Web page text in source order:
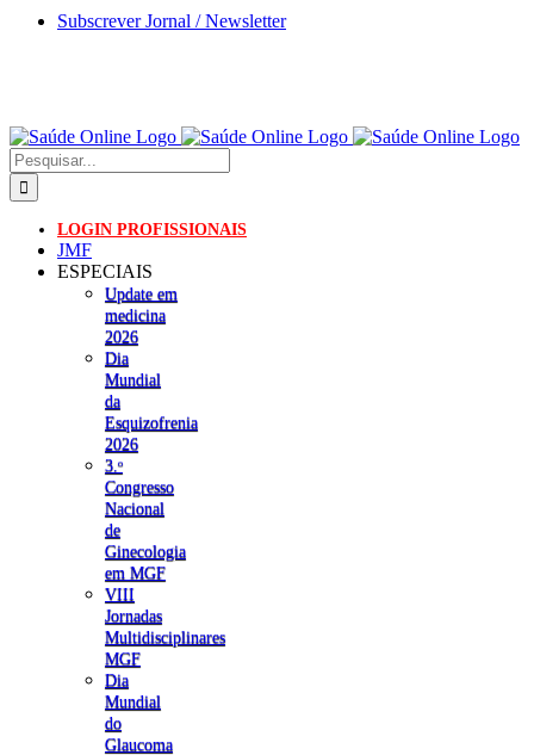
Skip
Subscrever Jornal / Newsletter
Pesquisar
LOGIN PROFISSIONAIS
JMF
ESPECIAIS
Update em
medicina
2026
Dia
Mundial
da
Esquizofrenia
2026
3.ᵒ
Congresso
Nacional
de
Ginecologia
em MGF
VIII
Jornadas
Multidisciplinares
MGF
Dia
Mundial
do
Glaucoma